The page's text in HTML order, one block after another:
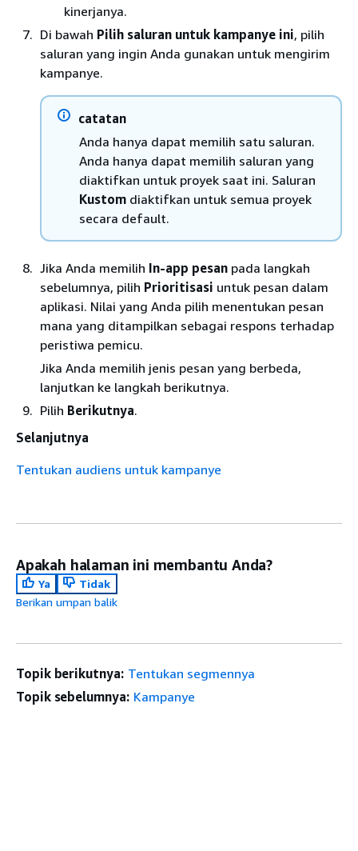
kinerjanya.
Di bawah Pilih saluran untuk kampanye ini, pilih
saluran yang ingin Anda gunakan untuk mengirim
kampanye.
catatan
Anda hanya dapat memilih satu saluran.
Anda hanya dapat memilih saluran yang
diaktifkan untuk proyek saat ini. Saluran
Kustom diaktifkan untuk semua proyek
secara default.
Jika Anda memilih In-app pesan pada langkah
sebelumnya, pilih Prioritisasi untuk pesan dalam
aplikasi. Nilai yang Anda pilih menentukan pesan
mana yang ditampilkan sebagai respons terhadap
peristiwa pemicu.
Jika Anda memilih jenis pesan yang berbeda,
lanjutkan ke langkah berikutnya.
Pilih Berikutnya.
Selanjutnya
Tentukan audiens untuk kampanye
Apakah halaman ini membantu Anda?
Ya
Tidak
Berikan umpan balik
Topik berikutnya: Tentukan segmennya
Topik sebelumnya: Kampanye